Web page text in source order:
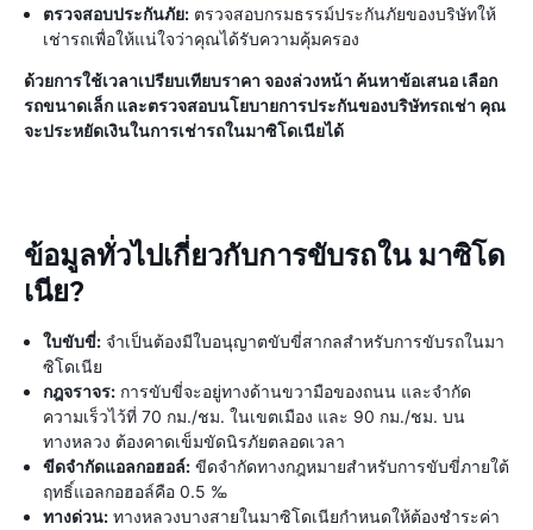
ตรวจสอบประกันภัย: ตรวจสอบกรมธรรม์ประกันภัยของบริษัทให้
เช่ารถเพื่อให้แน่ใจว่าคุณได้รับความคุ้มครอง
ด้วยการใช้เวลาเปรียบเทียบราคา จองล่วงหน้า ค้นหาข้อเสนอ เลือก
รถขนาดเล็ก และตรวจสอบนโยบายการประกันของบริษัทรถเช่า คุณ
จะประหยัดเงินในการเช่ารถในมาซิโดเนียได้
ข้อมูลทั่วไปเกี่ยวกับการขับรถใน มาซิโด
เนีย?
ใบขับขี่: จำเป็นต้องมีใบอนุญาตขับขี่สากลสำหรับการขับรถในมา
ซิโดเนีย
กฎจราจร: การขับขี่จะอยู่ทางด้านขวามือของถนน และจำกัด
ความเร็วไว้ที่ 70 กม./ชม. ในเขตเมือง และ 90 กม./ชม. บน
ทางหลวง ต้องคาดเข็มขัดนิรภัยตลอดเวลา
ขีดจำกัดแอลกอฮอล์: ขีดจำกัดทางกฎหมายสำหรับการขับขี่ภายใต้
ฤทธิ์แอลกอฮอล์คือ 0.5 ‰
ทางด่วน: ทางหลวงบางสายในมาซิโดเนียกำหนดให้ต้องชำระค่า